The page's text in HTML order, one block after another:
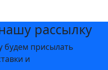
рассылку
присылать
и